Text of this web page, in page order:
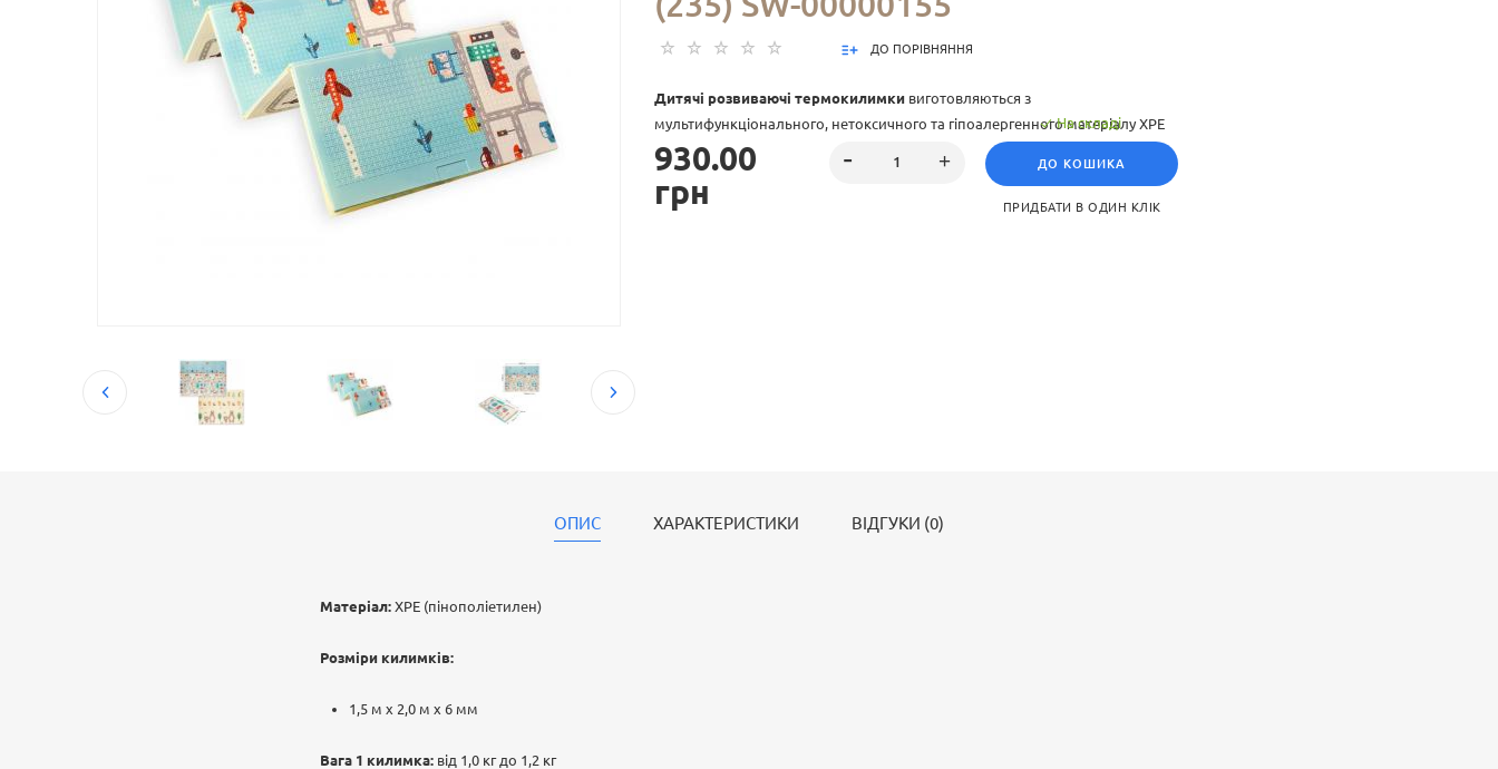
ДО ПОРІВНЯННЯ
Дитячі розвиваючі термокилимки виготовляються з
мультифункціонального, нетоксичного та гіпоалергенного матеріалу XPE
(спінений та пресований полімер етилену) та об’єднує в собі багато
переваг: теплоізоляція, вологостійкість, зносостійкість, легкість в догляді,
м’якість, гнучкість та амортизація падіння малюка, надаючи дітям
930.00
грн
На складі
ДО КОШИКА
ПРИДБАТИ В ОДИН КЛІК
ОПИС ХАРАКТЕРИСТИКИ ВІДГУКИ (0)
Матеріал: ХРЕ (пінополіетилен)
Розміри килимків:
1,5 м x 2,0 м x 6 мм
Вага 1 килимка: від 1,0 кг до 1,2 кг